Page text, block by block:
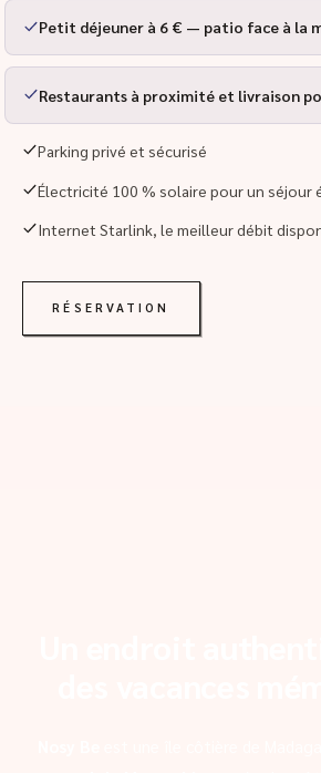
Petit déjeuner à 6 € — patio face à la
Restaurants à proximité et livraison
Parking privé et sécurisé
Électricité 100 % solaire pour un séjour
Internet Starlink, le meilleur débit
RÉSERVATION